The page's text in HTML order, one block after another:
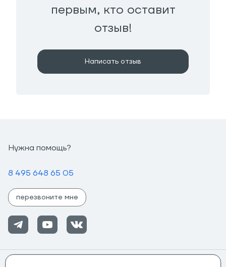
первым, кто оставит
отзыв!
Написать отзыв
Нужна помощь?
8 495 648 65 05
перезвоните мне